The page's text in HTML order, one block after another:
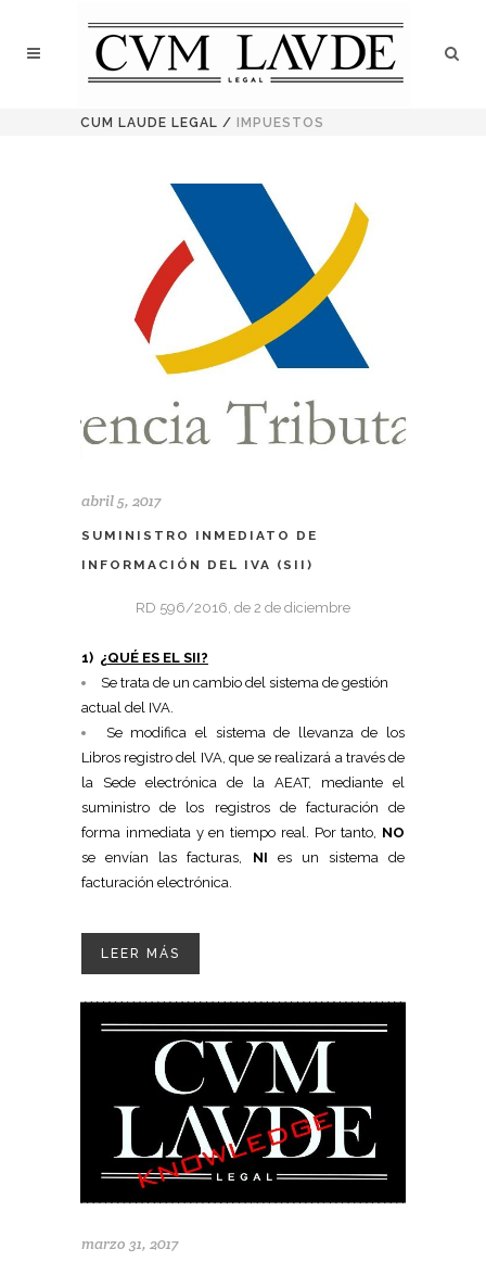
CUM LAUDE LEGAL / IMPUESTOS
abril 5, 2017
SUMINISTRO INMEDIATO DE
INFORMACIÓN DEL IVA (SII)
RD 596/2016, de 2 de diciembre
1) ¿QUÉ ES EL SII?
Se trata de un cambio del sistema de gestión
actual del IVA.
Se modifica el sistema de llevanza de los
Libros registro del IVA, que se realizará a través de
la Sede electrónica de la AEAT, mediante el
suministro de los registros de facturación de
forma inmediata y en tiempo real. Por tanto, NO
se envían las facturas, NI es un sistema de
facturación electrónica.
LEER MÁS
marzo 31, 2017